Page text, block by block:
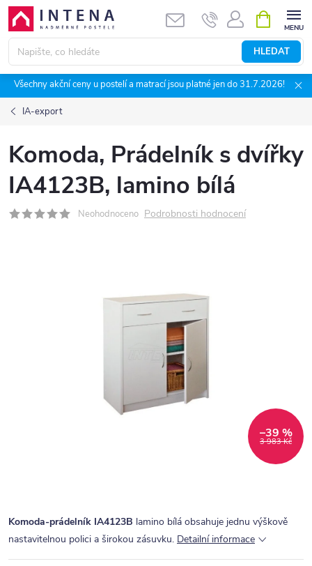
Přejít
obsah
HLEDAT
NÁKUPNÍ
KOŠÍK
Všechny akční ceny u postelí a matrací jsou platné jen do 31.7.2026!
IA-export
Komoda, Prádelník s dvířky
IA4123B, lamino bílá
Neohodnoceno Podrobnosti hodnocení
3 983 Kč
–39 %
Komoda-prádelník IA4123B lamino bílá obsahuje jednu výškově
nastavitelnou polici a širokou zásuvku. Detailní informace